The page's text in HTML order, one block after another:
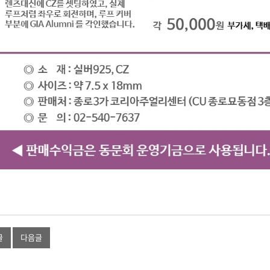
다음글